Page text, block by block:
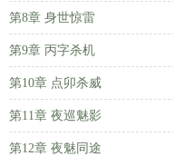
第8章 身世惊雷
第9章 丙字杀机
第10章 点卯杀威
第11章 夜巡魅影
第12章 夜魅同途